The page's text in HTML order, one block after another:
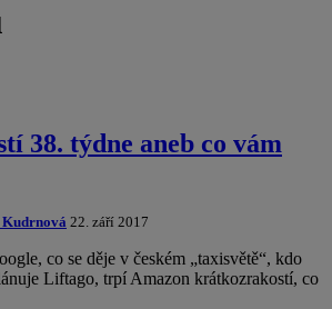
38. týdne aneb co vám
22. září 2017
co se děje v českém „taxisvětě“, kdo
Liftago, trpí Amazon krátkozrakostí, co